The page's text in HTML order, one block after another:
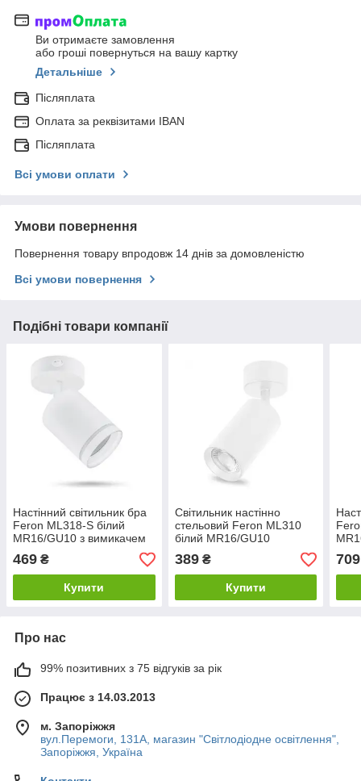
Ви отримаєте замовлення
або гроші повернуться на вашу картку
Детальніше
Післяплата
Оплата за реквізитами IBAN
Післяплата
Всі умови оплати
Умови повернення
Повернення товару впродовж 14 днів за домовленістю
Всі умови повернення
Подібні товари компанії
Настінний світильник бра
Feron ML318-S білий
MR16/GU10 з вимикачем
Код.59825
469 ₴
Купити
Світильник настінно
стельовий Feron ML310
білий MR16/GU10
поворотний Код.59824
389₴
Купити
709
Про нас
99% позитивних з 75 відгуків за рік
Працює з 14.03.2013
м. Запоріжжя
вул.Перемоги, 131А, магазин "Світлодіодне освітлення",
Запоріжжя, Україна